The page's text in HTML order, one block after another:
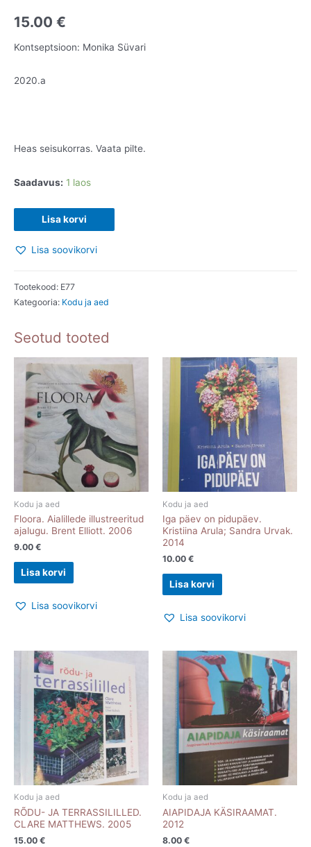
15.00 €
Kontseptsioon: Monika Süvari
2020.a
Heas seisukorras. Vaata pilte.
Saadavus: 1 laos
raamat.
Kodusaate
2.
2018
Lisa korvi
Lisa soovikorvi
Tootekood: E77
Kategooria: Kodu ja aed
Seotud tooted
Kodu ja aed
Floora. Aialillede illustreeritud
ajalugu. Brent Elliott. 2006
9.00 €
Lisa korvi
Lisa soovikorvi
Kodu ja aed
Iga päev on pidupäev.
Kristiina Arula; Sandra Urvak.
2014
10.00 €
Lisa korvi
Lisa soovikorvi
Kodu ja aed
RÕDU- JA TERRASSILILLED.
CLARE MATTHEWS. 2005
15.00 €
Kodu ja aed
AIAPIDAJA KÄSIRAAMAT.
2012
8.00 €